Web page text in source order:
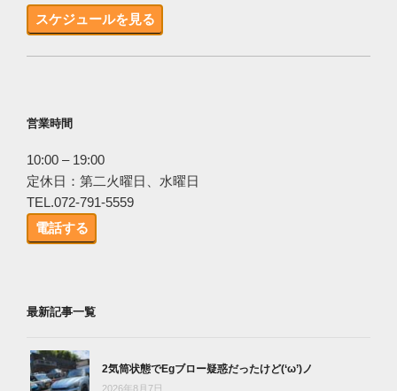
スケジュールを見る
営業時間
10:00 – 19:00
定休日：第二火曜日、水曜日
TEL.072-791-5559
電話する
最新記事一覧
2気筒状態でEgブロー疑惑だったけど(‘ω’)ノ
2026年8月7日